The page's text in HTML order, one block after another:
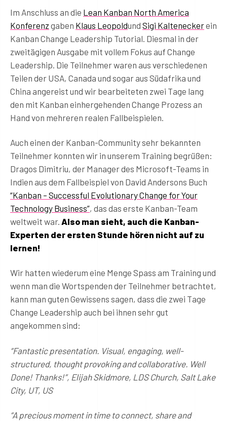
Im Anschluss an die Lean Kanban North America
Konferenz gaben Klaus Leopoldund Sigi Kalteneckerein
Kanban Change Leadership Tutorial. Diesmal in der
zweitägigen Ausgabe mit vollem Fokus auf Change
Leadership. Die Teilnehmer waren aus verschiedenen
Teilen der USA, Canada und sogar aus Südafrika und
China angereist und wir bearbeiteten zwei Tage lang
den mit Kanban einhergehenden Change Prozess an
Hand von mehreren realen Fallbeispielen.
Auch einen der Kanban-Community sehr bekannten
Teilnehmer konnten wir in unserem Training begrüßen:
Dragos Dimitriu, der Manager des Microsoft-Teams in
Indien aus dem Fallbeispiel von David Andersons Buch
“Kanban – Successful Evolutionary Change for Your
Technology Business”, das das erste Kanban-Team
weltweit war. Also man sieht, auch die Kanban-
Experten der ersten Stunde hören nicht auf zu
lernen!
Wir hatten wiederum eine Menge Spass am Training und
wenn man die Wortspenden der Teilnehmer betrachtet,
kann man guten Gewissens sagen, dass die zwei Tage
Change Leadership auch bei ihnen sehr gut
angekommen sind:
“Fantastic presentation. Visual, engaging, well-
structured, thought provoking and collaborative. Well
Done! Thanks!”, Elijah Skidmore, LDS Church, Salt Lake
City, UT, US
“A precious moment in time to connect, share and